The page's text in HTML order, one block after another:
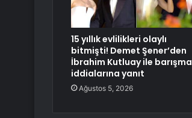
15 yıllık evlilikleri olaylı
bitmişti! Demet Şener’den
İbrahim Kutluay ile barışma
iddialarına yanıt
Ağustos 5, 2026